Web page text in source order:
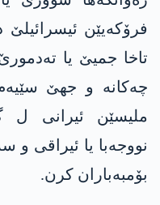
تاخا جمیێ یا
چەکانە و جهێ
ملیسێن ئیرانی ل
نووجەبا یا ئیراقی و
بۆمبەباران کرن.